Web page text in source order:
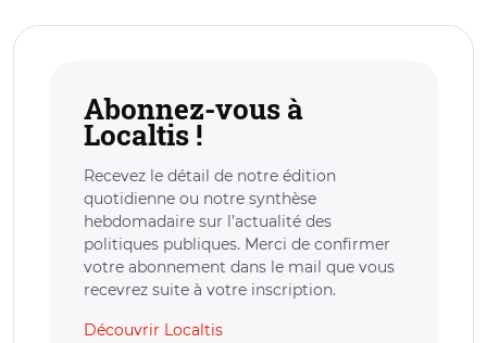
Abonnez-vous à
Localtis !
Recevez le détail de notre édition
quotidienne ou notre synthèse
hebdomadaire sur l’actualité des
politiques publiques. Merci de confirmer
votre abonnement dans le mail que vous
recevrez suite à votre inscription.
Découvrir Localtis